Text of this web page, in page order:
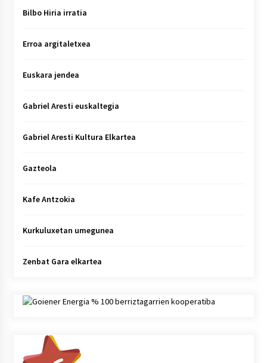
Bilbo Hiria irratia
Erroa argitaletxea
Euskara jendea
Gabriel Aresti euskaltegia
Gabriel Aresti Kultura Elkartea
Gazteola
Kafe Antzokia
Kurkuluxetan umegunea
Zenbat Gara elkartea